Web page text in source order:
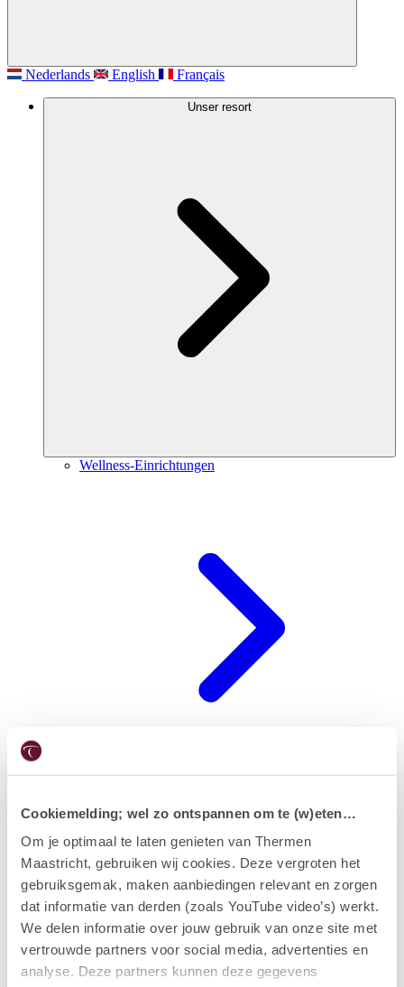
Cookiemelding; wel zo ontspannen om te (w)eten…
Om je optimaal te laten genieten van Thermen
Maastricht, gebruiken wij cookies. Deze vergroten het
gebruiksgemak, maken aanbiedingen relevant en zorgen
dat informatie van derden (zoals YouTube video’s) werkt.
We delen informatie over jouw gebruik van onze site met
vertrouwde partners voor social media, advertenties en
analyse. Deze partners kunnen deze gegevens
Nederlands English Français
Unser resort
Wellness-Einrichtungen